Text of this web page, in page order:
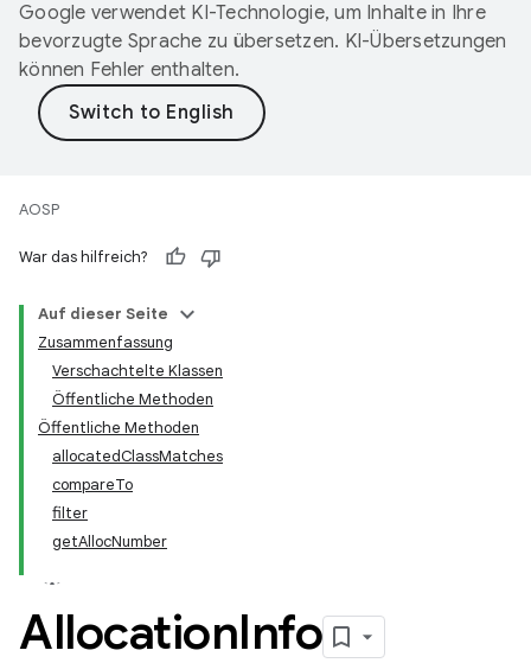
Google verwendet KI-Technologie, um Inhalte in Ihre
bevorzugte Sprache zu übersetzen. KI-Übersetzungen
können Fehler enthalten.
AOSP
War das hilfreich?
Auf dieser Seite
Zusammenfassung
Verschachtelte Klassen
Öffentliche Methoden
Öffentliche Methoden
allocatedClassMatches
compareTo
filter
getAllocNumber
AllocationInfo